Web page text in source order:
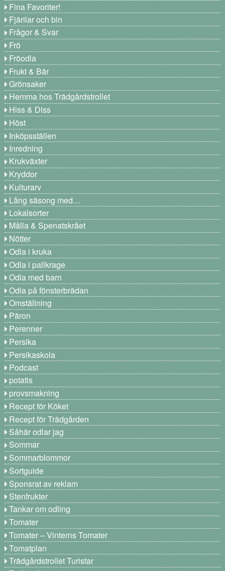
Fina Favoriter!
Fjärilar och bin
Frågor & Svar
Frö
Fröodla
Frukt & Bär
Grönsaker
Hemma hos Trädgårdstrollet
Hiss & Diss
Höst
Inköpsställen
Inredning
Krukväxter
Kryddor
Kulturarv
Lång säsong med…
Lokalsorter
Målla & Spenatskrået
Nötter
Odla i kruka
Odla i pallkrage
Odla med barn
Odla på fönsterbrädan
Omställning
Päron
Perenner
Persika
Persikaskola
Podcast
potatis
provsmakning
Recept för Köket
Recept för Trädgården
Såhär odlar jag
Sommar
Sommarblommor
Sortguide
Sponsrat av reklam
Stenfrukter
Tankar om odling
Tomater
Tomater – Vinterns Tomater
Tomatplan
Trädgårdstrollet Turistar